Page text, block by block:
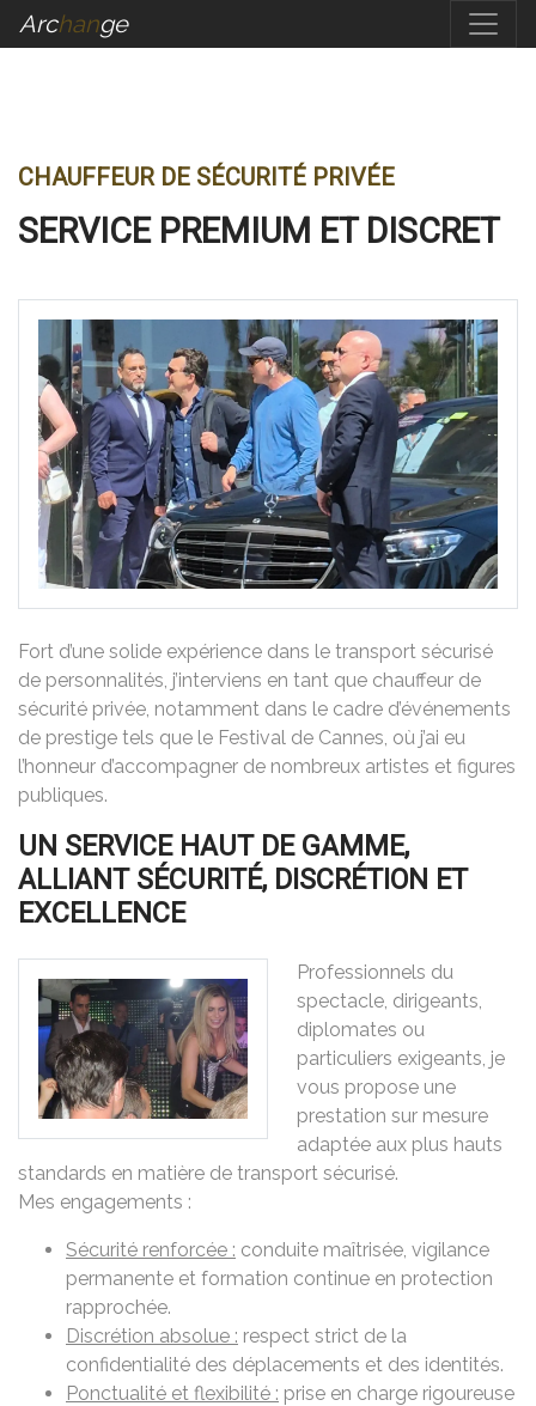
ArcHanGe
CHAUFFEUR DE SÉCURITÉ PRIVÉE
SERVICE PREMIUM ET DISCRET
Fort d’une solide expérience dans le transport sécurisé
de personnalités, j’interviens en tant que chauffeur de
sécurité privée, notamment dans le cadre d’événements
de prestige tels que le Festival de Cannes, où j’ai eu
l’honneur d’accompagner de nombreux artistes et figures
publiques.
UN SERVICE HAUT DE GAMME,
ALLIANT SÉCURITÉ, DISCRÉTION ET
EXCELLENCE
Professionnels du
spectacle, dirigeants,
diplomates ou
particuliers exigeants, je
vous propose une
prestation sur mesure
adaptée aux plus hauts
standards en matière de transport sécurisé.
Mes engagements :
Sécurité renforcée : conduite maîtrisée, vigilance
permanente et formation continue en protection
rapprochée.
Discrétion absolue : respect strict de la
confidentialité des déplacements et des identités.
Ponctualité et flexibilité : prise en charge rigoureuse